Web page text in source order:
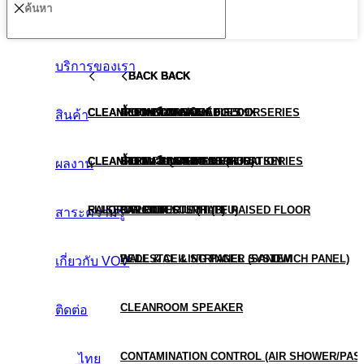
บริการของเรา
BACK
CLEANROOM TURNKEY
CLEANROOM TESTING & VALIDATION
RAISED FLOOR
BACK
ALUMINUM RAISED FLOOR
STEEL RAISED FLOOR
CALCIUM SULPHATE RAISED FLOOR
PEDESTAL & STRINGER SYSTEM
สินค้า
BACK
CLEANROOM CONSUMABLES
CLEANROOM EQUIPMENT (HUB)
BACK
HEPA BOX
HEPA & ULPA FILTER
FAN FILTER UNIT (FFU)
WALL & CEILING PANEL (SANDWICH PANEL)
CLEANROOM SPEAKER
CONTAMINATION CONTROL (AIR SHOWER/
FLUORO PRODUCTS (HUB)
BACK
น้ำยาเคลือบแม่พิมพ์ FG-509X SERIES
น้ำยาเคลือบแผงวงจร FG-3650 SERIES
ผลงาน
สาระความรู้
เกี่ยวกับ VOV
ติดต่อ
ไทย